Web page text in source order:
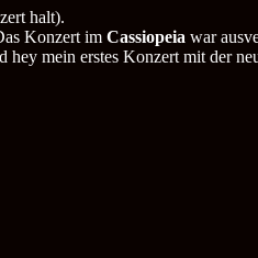
halt).
Konzert im Cassiopeia war
mein erstes Konzert mit der